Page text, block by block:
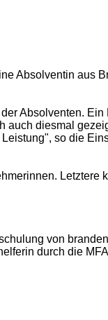
Absolventin aus
Absolventen.
auch diesmal
so die
Letztere
von
durch die